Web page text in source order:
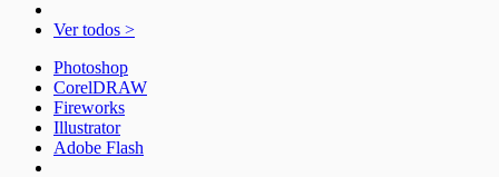
Ver todos >
Photoshop
CorelDRAW
Fireworks
Illustrator
Adobe Flash